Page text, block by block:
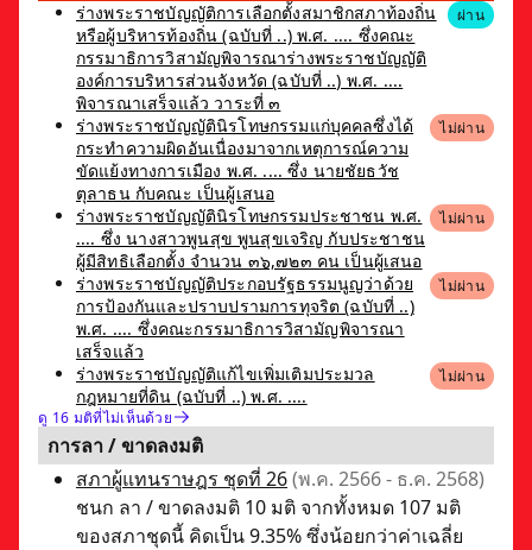
ร่างพระราชบัญญัติการเลือกตั้งสมาชิกสภาท้องถิ่น
หรือผู้บริหารท้องถิ่น (ฉบับที่ ..) พ.ศ. .... ซึ่งคณะ
กรรมาธิการวิสามัญพิจารณาร่างพระราชบัญญัติ
องค์การบริหารส่วนจังหวัด (ฉบับที่ ..) พ.ศ. ....
พิจารณาเสร็จแล้ว วาระที่ ๓
ผ่าน
ร่างพระราชบัญญัตินิรโทษกรรมแก่บุคคลซึ่งได้
กระทำความผิดอันเนื่องมาจากเหตุการณ์ความ
ขัดแย้งทางการเมือง พ.ศ. .... ซึ่ง นายชัยธวัช
ตุลาธน กับคณะ เป็นผู้เสนอ
ไม่ผ่าน
ร่างพระราชบัญญัตินิรโทษกรรมประชาชน พ.ศ.
.... ซึ่ง นางสาวพูนสุข พูนสุขเจริญ กับประชาชน
ผู้มีสิทธิเลือกตั้ง จำนวน ๓๖,๗๒๓ คน เป็นผู้เสนอ
ไม่ผ่าน
ร่างพระราชบัญญัติประกอบรัฐธรรมนูญว่าด้วย
การป้องกันและปราบปรามการทุจริต (ฉบับที่ ..)
พ.ศ. .... ซึ่งคณะกรรมาธิการวิสามัญพิจารณา
เสร็จแล้ว
ไม่ผ่าน
ร่างพระราชบัญญัติแก้ไขเพิ่มเติมประมวล
กฎหมายที่ดิน (ฉบับที่ ..) พ.ศ. ....
ไม่ผ่าน
ดู 16 มติที่ไม่เห็นด้วย
การลา / ขาดลงมติ
สภาผู้แทนราษฎร ชุดที่ 26(พ.ค. 2566 - ธ.ค. 2568)
ชนก ลา / ขาดลงมติ 10 มติ จากทั้งหมด 107 มติ
ของสภาชุดนี้ คิดเป็น 9.35% ซึ่งน้อยกว่าค่าเฉลี่ย